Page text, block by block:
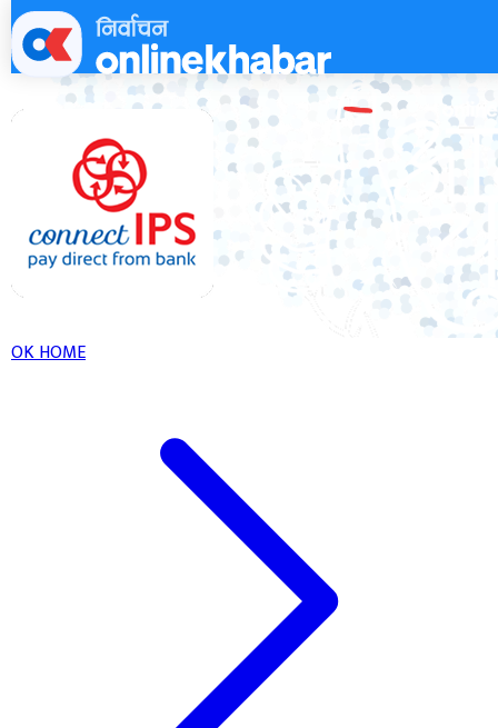
Skip
to
content
OK HOME